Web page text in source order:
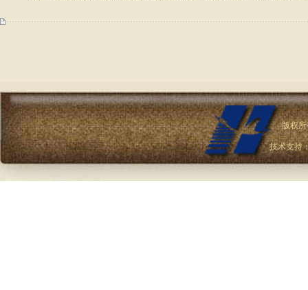
版权
技术支持